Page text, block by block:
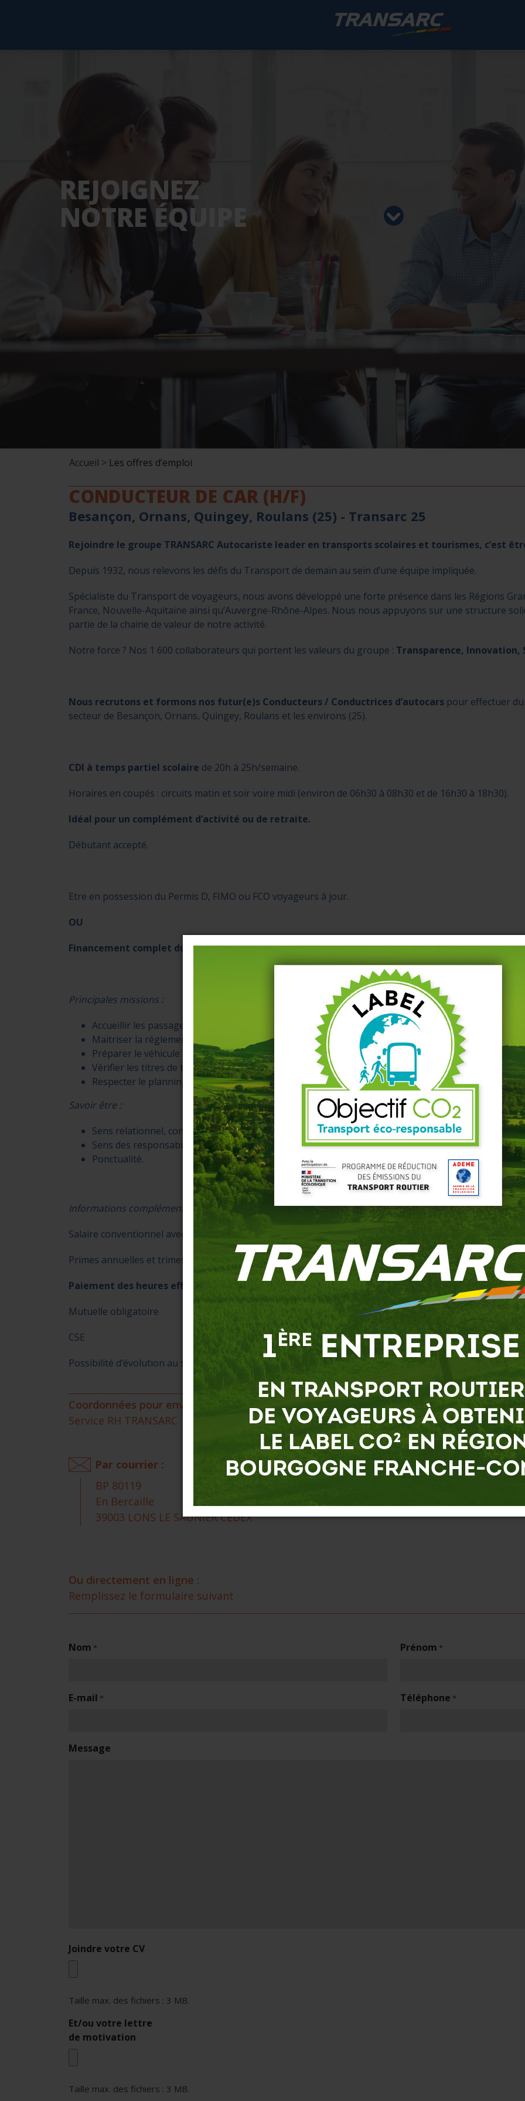
REJOIGNEZ
NOTRE ÉQUIPE
Accueil > Les offres d’emploi
CONDUCTEUR DE CAR (H/F)
Besançon, Ornans, Quingey, Roulans (25) - Transarc 25
Rejoindre le groupe TRANSARC Autocariste leader en transports scolaires et tourismes, c’est
Depuis 1932, nous relevons les défis du Transport de demain au sein d’une équipe impliquée.
Spécialiste du Transport de voyageurs, nous avons développé une forte présence dans les Régions
France, Nouvelle-Aquitaine ainsi qu’Auvergne-Rhône-Alpes. Nous nous appuyons sur une structure
partie de la chaine de valeur de notre activité.
Notre force ? Nos 1 600 collaborateurs qui portent les valeurs du groupe : Transparence, Innovation,
Nous recrutons et formons nos futur(e)s Conducteurs / Conductrices d’autocars pour effectuer
secteur de Besançon, Ornans, Quingey, Roulans et les environs (25).
CDI à temps partiel scolaire de 20h à 25h/semaine.
Horaires en coupés : circuits matin et soir voire midi (environ de 06h30 à 08h30 et de 16h30 à 18h30).
Idéal pour un complément d’activité ou de retraite.
Débutant accepté.
Etre en possession du Permis D, FIMO ou FCO voyageurs à jour.
OU
Financement complet du PERMIS D et/ou de la FIMO / FCO Voyageurspar l’employeur.
Principales missions :
Accueillir les passagers
Maitriser la réglementation du transport de personnes.
Préparer le véhicule et contrôler l’état de fonctionnement du véhicule.
Vérifier les titres de transport et assurer l’encaissement
Respecter le planning et les fiches horaires, prévoir les aléas
Savoir être :
Sens relationnel, contact
Sens des responsabilités
Ponctualité.
Informations complémentaires :
Salaire conventionnel avec 13e mois
Primes annuelles et trimestrielles.
Paiement des heures effectuées au titre du transport occasionnel en heures supplémentaires à
Mutuelle obligatoire
CSE
Possibilité d’évolution au sein de la société (tourisme, lignes régulières,…)
Coordonnées pour envoyer votre CV et lettre de motivation :
Service RH TRANSARC
Par courrier :
BP 80119
En Bercaille
39003 LONS LE SAUNIER CEDEX
Par e-mail:
Ou directement en ligne :
Remplissez le formulaire suivant
Nom * Prénom *
E-mail * Téléphone *
Message
Joindre votre CV
Taille max. des fichiers : 3 MB.
Et/ou votre lettre
de motivation
Taille max. des fichiers : 3 MB.